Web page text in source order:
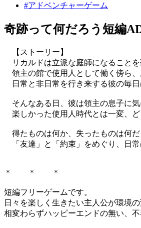
#アドベンチャーゲーム
奇跡って何だろう短編
【ストーリー】
リカルドは立派な庭師になることを
領主の館で使用人として働く傍ら
日常と非日常を行き来する彼の毎日
そんなある日、彼は領主の息子に気
楽しかった使用人時代とは一変、
得たものは何か、失ったものは何だ
「友達」と「約束」をめぐり、日常
＊ ＊ ＊
短編フリーゲームです。
日々を楽しく生きたい主人公が環境
相変わらずハッピーエンドの無い、不